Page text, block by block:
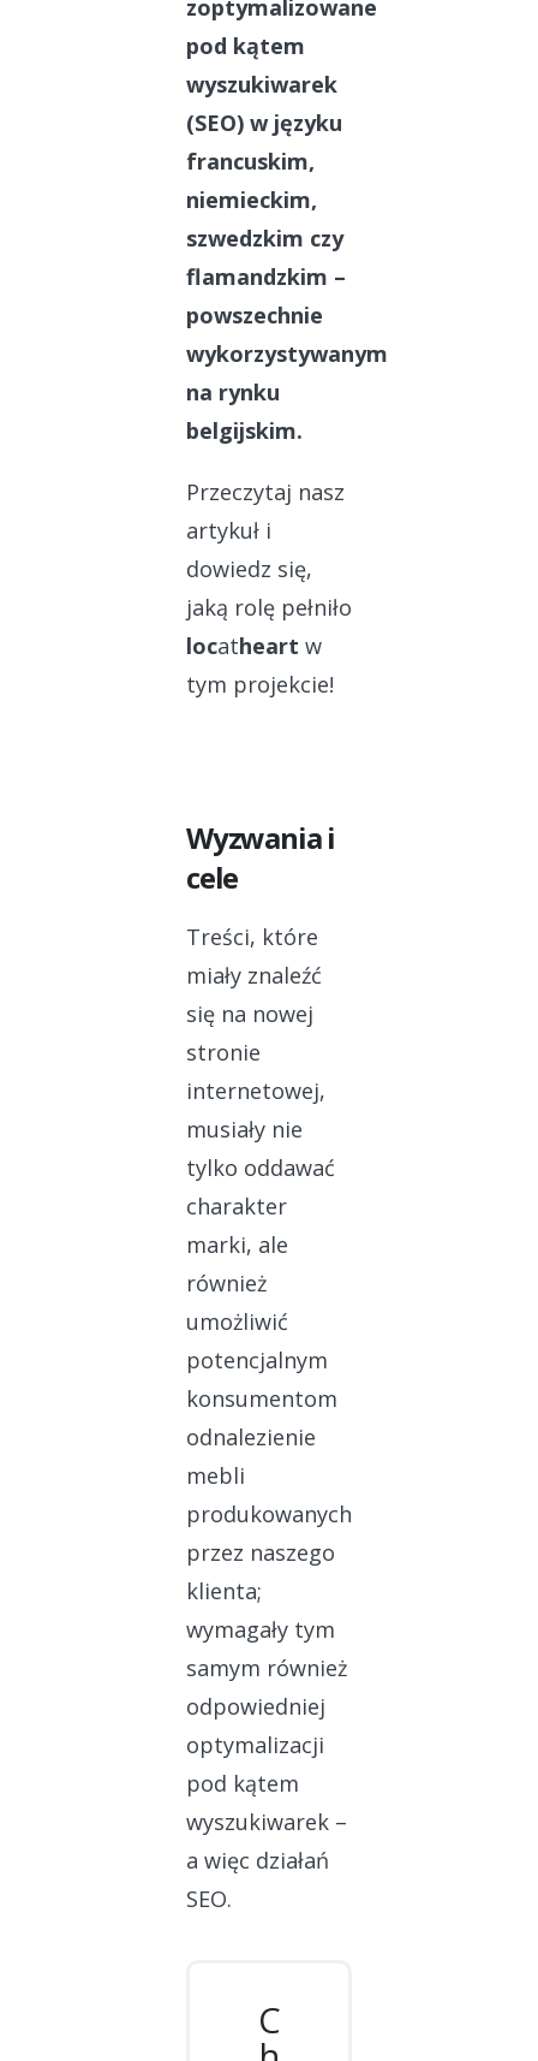
zoptymalizowane
pod kątem
wyszukiwarek
(SEO) w języku
francuskim,
niemieckim,
szwedzkim czy
flamandzkim –
powszechnie
wykorzystywanym
na rynku
belgijskim.
Przeczytaj nasz
artykuł i
dowiedz się,
jaką rolę pełniło
locatheart w
tym projekcie!
Wyzwania i
cele
Treści, które
miały znaleźć
się na nowej
stronie
internetowej,
musiały nie
tylko oddawać
charakter
marki, ale
również
umożliwić
potencjalnym
konsumentom
odnalezienie
mebli
produkowanych
przez naszego
klienta;
wymagały tym
samym również
odpowiedniej
optymalizacji
pod kątem
wyszukiwarek –
a więc działań
SEO.
C